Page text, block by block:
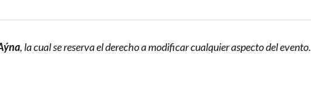
, la cual se reserva el derecho a modificar cualquier aspecto del evento.